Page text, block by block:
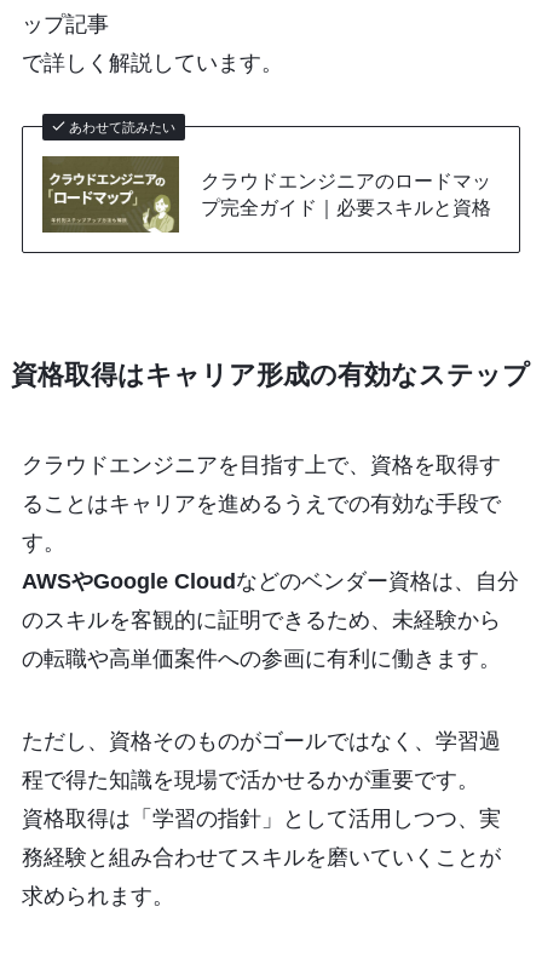
ップ記事
で詳しく解説しています。
あわせて読みたい
クラウドエンジニアのロードマッ
プ完全ガイド｜必要スキルと資格
資格取得はキャリア形成の有効なステップ
クラウドエンジニアを目指す上で、資格を取得す
ることはキャリアを進めるうえでの有効な手段で
す。
AWSやGoogle Cloud などのベンダー資格は、自分
のスキルを客観的に証明できるため、未経験から
の転職や高単価案件への参画に有利に働きます。
ただし、資格そのものがゴールではなく、学習過
程で得た知識を現場で活かせるかが重要です。
資格取得は「学習の指針」として活用しつつ、実
務経験と組み合わせてスキルを磨いていくことが
求められます。